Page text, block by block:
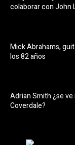
colaborar con John
Mick Abrahams,
los 82 años
Adrian Smith ¿se
Coverdale?